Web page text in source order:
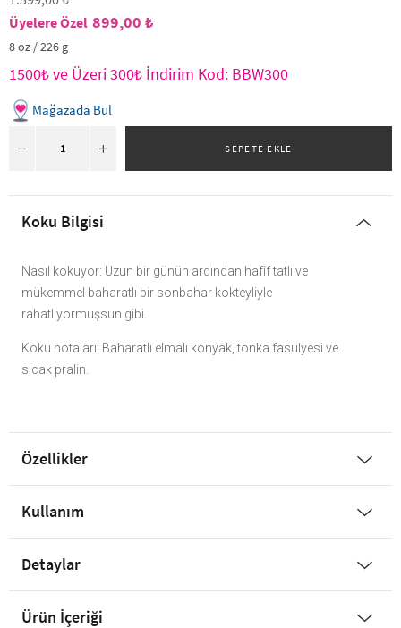
899,00 ₺
8 oz / 226 g
1500₺ ve Üzeri 300₺ İndirim Kod: BBW300
Mağazada Bul
Koku Bilgisi
Nasıl kokuyor: Uzun bir günün ardından hafif tatlı ve
mükemmel baharatlı bir sonbahar kokteyliyle
rahatlıyormuşsun gibi.
Koku notaları: Baharatlı elmalı konyak, tonka fasulyesi ve
sıcak pralin.
Özellikler
Kullanım
Detaylar
Ürün İçeriği